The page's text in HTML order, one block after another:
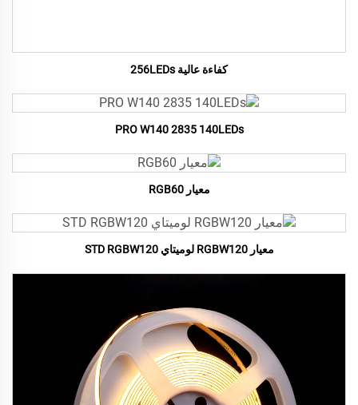
كفاءة عالية 256LEDs
PRO W140 2835 140LEDs
معيار RGB60
معيار RGBW120 لوميتاي STD RGBW120